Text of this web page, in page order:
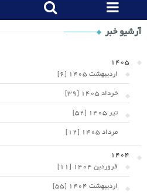
Shop
Category
Widget
آرشیو خبر
1405
اردیبهشت 1405 [6]
خرداد 1405 [39]
تیر 1405 [52]
مرداد 1405 [12]
1404
فروردین 1404 [11]
اردیبهشت 1404 [55]